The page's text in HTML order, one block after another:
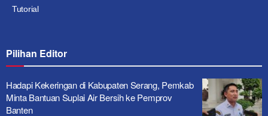
Tutorial
Pilihan Editor
Hadapi Kekeringan di Kabupaten Serang, Pemkab
Minta Bantuan Suplai Air Bersih ke Pemprov
Banten